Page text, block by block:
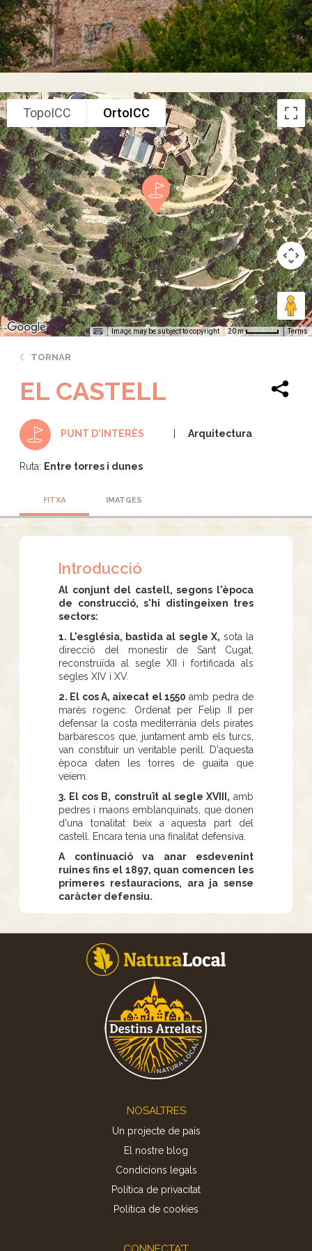
TopoICC OrtoICC
Image may be subject to copyright 20 m Terms
TORNAR
EL CASTELL
PUNT D'INTERÈS Arquitectura
Ruta: Entre torres i dunes
FITXA IMATGES
Introducció
Al conjunt del castell, segons l'època
de construcció, s'hi distingeixen tres
sectors:
1. L'església, bastida al segle X, sota la
direcció del monestir de Sant Cugat,
reconstruïda al segle XII i fortificada als
segles XIV i XV.
2. El cos A, aixecat el 1550 amb pedra de
marès rogenc. Ordenat per Felip II per
defensar la costa mediterrània dels pirates
barbarescos que, juntament amb els turcs,
van constituir un veritable perill. D'aquesta
època daten les torres de guaita que
veiem.
3. El cos B, construït al segle XVIII, amb
pedres i maons emblanquinats, que donen
d'una tonalitat beix a aquesta part del
castell. Encara tenia una finalitat defensiva.
A continuació va anar esdevenint
ruines fins el 1897, quan comencen les
primeres restauracions, ara ja sense
caràcter defensiu.
NOSALTRES
Un projecte de país
El nostre blog
Condicions legals
Política de privacitat
Politica de cookies